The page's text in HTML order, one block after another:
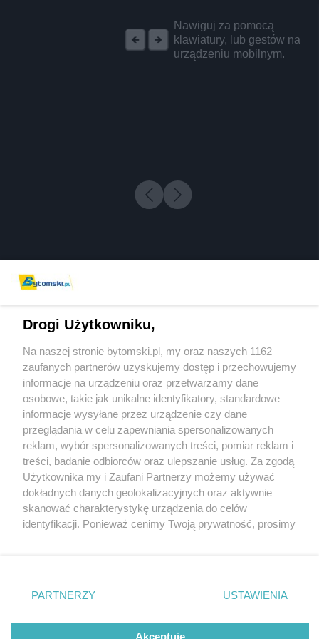
Nawiguj za pomocą
klawiatury, lub gestów na
urządzeniu mobilnym.
2 / 0
Wydawca mediów lokalnych
Nie zapomnij
zapoznać się z:
polityką prywatności regulamin korzystania z portali
Twojemiasto
Piekary Śląskie
Chorzów
Tarnowskie Góry
Gliwice
Skontakuj sięz nami
Kontakt
Wydawca
Pogoda
Drogi Użytkowniku,
Na naszej stronie bytomski.pl, my oraz naszych 1162
zaufanych partnerów uzyskujemy dostęp i przechowujemy
informacje na urządzeniu oraz przetwarzamy dane
osobowe, takie jak unikalne identyfikatory, standardowe
informacje wysyłane przez urządzenie czy dane
przeglądania w celu zapewniania spersonalizowanych
reklam, wybór spersonalizowanych treści, pomiar reklam i
treści, badanie odbiorców oraz ulepszanie usług. Za zgodą
Użytkownika my i Zaufani Partnerzy możemy używać
dokładnych danych geolokalizacyjnych oraz aktywnie
skanować charakterystykę urządzenia do celów
identyfikacji. Ponieważ cenimy Twoją prywatność, prosimy
prywatności znajdujący się w lewym dolnym rogu strony
. Niektóre rodzaje przetwarzania danych nie wymagają
zgody użytkownika, ale masz prawo sprzeciwić się
takiemu przetwarzaniu. Preferencje będą miały
PARTNERZY USTAWIENIA
Akceptuję